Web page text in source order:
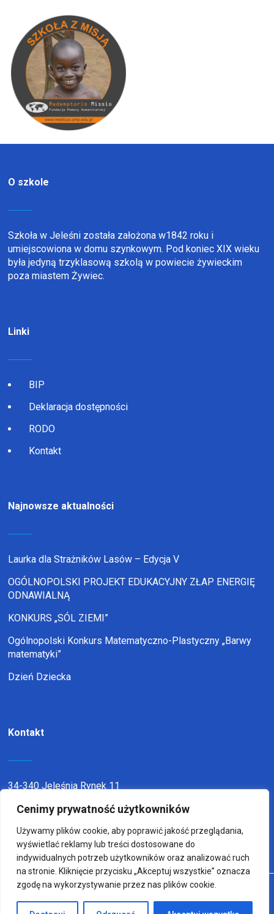
Cenimy prywatność użytkowników
Używamy plików cookie, aby poprawić jakość przeglądania,
wyświetlać reklamy lub treści dostosowane do
indywidualnych potrzeb użytkowników oraz analizować ruch
na stronie. Kliknięcie przycisku „Akceptuj wszystkie” oznacza
zgodę na wykorzystywanie przez nas plików cookie.
O szkole
Szkoła w Jeleśni została założona w1842 roku i
umiejscowiona w domu szynkowym. Pod koniec XIX wieku
była jedyną trzyklasową szkolą w powiecie żywieckim
poza miastem Żywiec.
Linki
BIP
Deklaracja dostępności
RODO
Kontakt
Najnowsze aktualności
Laurka dla Strażników Lasów – Edycja V
OGÓLNOPOLSKI PROJEKT EDUKACYJNY ZŁAP ENERGIĘ
ODNAWIALNĄ
KONKURS „SÓL ZIEMI”
Ogólnopolski Konkurs Matematyczno-Plastyczny „Barwy
matematyki”
Dzień Dziecka
Kontakt
34-340 Jeleśnia Rynek 11
telefon:338636116
email:sp1jel@op.pl